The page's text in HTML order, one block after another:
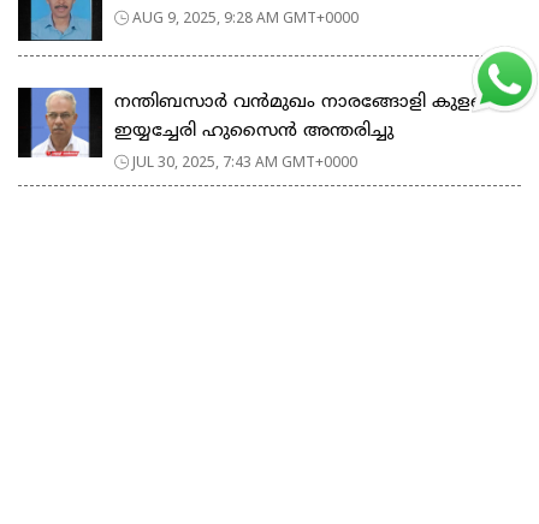
AUG 9, 2025, 9:28 AM GMT+0000
നന്തിബസാർ വൻമുഖം നാരങ്ങോളി കുളത്തെ
ഇയ്യച്ചേരി ഹുസൈൻ അന്തരിച്ചു
JUL 30, 2025, 7:43 AM GMT+0000